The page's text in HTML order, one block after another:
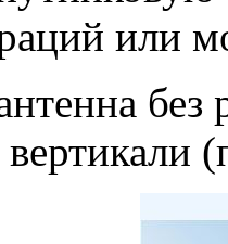
или
без